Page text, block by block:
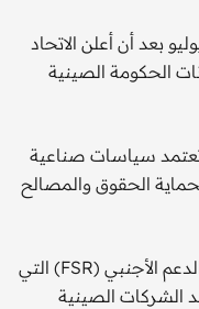
بعد أن أعلن الاتحاد
الحكومة الصينية
تعتمد سياسات صناعية
الحقوق والمصالح
وأكدت وزارة التجارة الصينية أن لوائح الدعم الأجنبي (FSR) التي
الشركات الصينية